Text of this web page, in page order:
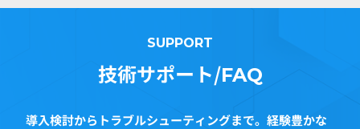
SUPPORT
技術サポート/FAQ
導入検討からトラブルシューティングまで。経験豊かな